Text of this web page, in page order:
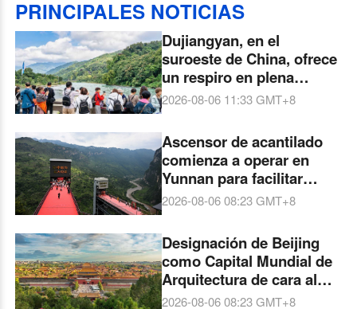
PRINCIPALES NOTICIAS
Dujiangyan, en el
suroeste de China, ofrece
un respiro en plena
naturaleza
2026-08-06 11:33GMT+8
Ascensor de acantilado
comienza a operar en
Yunnan para facilitar
viajes de estudiantes a
2026-08-06 08:23GMT+8
Designación de Beijing
como Capital Mundial de
Arquitectura de cara al
Congreso Mundial de
2026-08-06 08:23GMT+8